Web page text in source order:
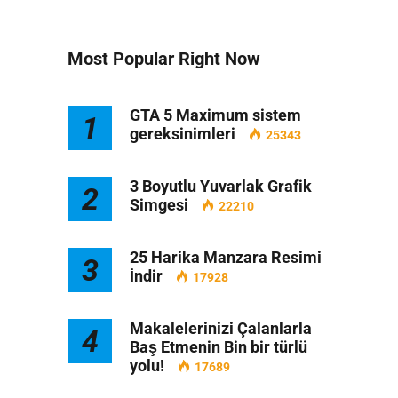
Most Popular Right Now
1
GTA 5 Maximum sistem
gereksinimleri
25343
2
3 Boyutlu Yuvarlak Grafik
Simgesi
22210
3
25 Harika Manzara Resimi
İndir
17928
4
Makalelerinizi Çalanlarla
Baş Etmenin Bin bir türlü
yolu!
17689